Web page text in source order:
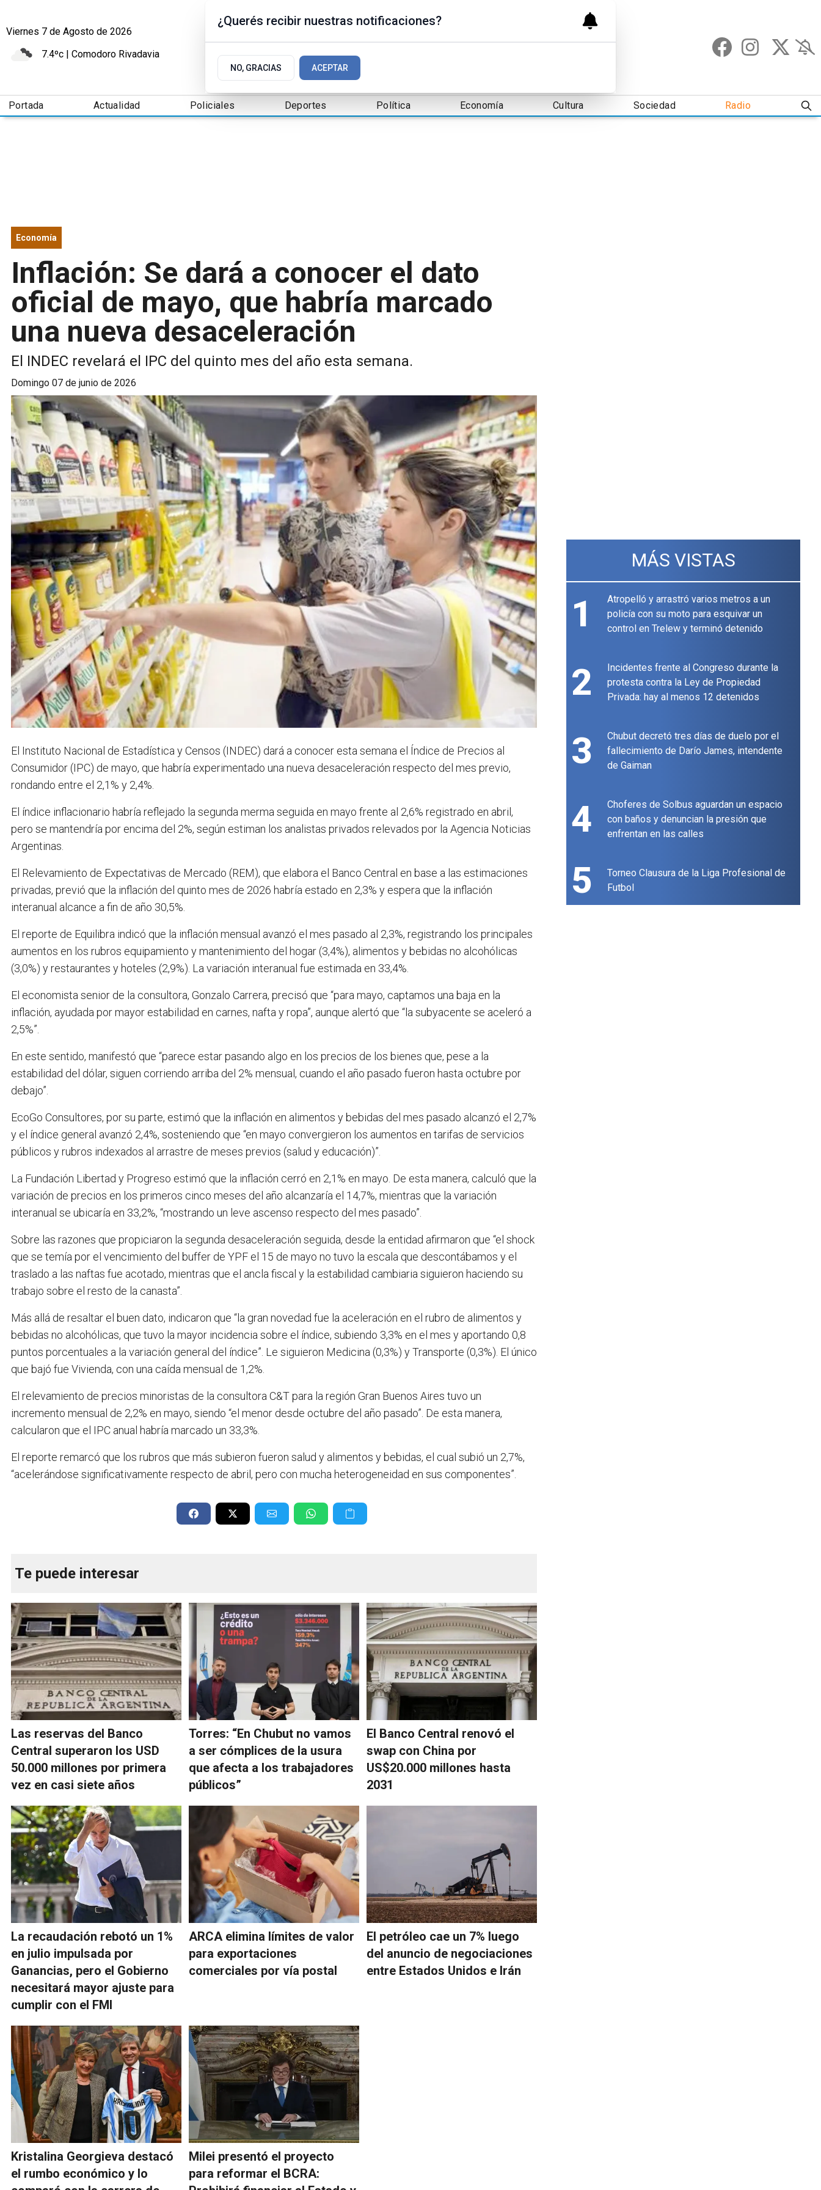
Viernes 7 de Agosto de 2026
7.4ºc | Comodoro Rivadavia
Portada Actualidad Policiales Deportes Política Economía Cultura Sociedad Radio
Economía
Inflación: Se dará a conocer el dato
oficial de mayo, que habría marcado
una nueva desaceleración
El INDEC revelará el IPC del quinto mes del año esta semana.
domingo 07 de junio de 2026
El Instituto Nacional de Estadística y Censos (INDEC) dará a conocer esta semana el Índice de Precios al
Consumidor (IPC) de mayo, que habría experimentado una nueva desaceleración respecto del mes previo,
rondando entre el 2,1% y 2,4%.
El índice inflacionario habría reflejado la segunda merma seguida en mayo frente al 2,6% registrado en abril,
pero se mantendría por encima del 2%, según estiman los analistas privados relevados por la Agencia Noticias
Argentinas.
El Relevamiento de Expectativas de Mercado (REM), que elabora el Banco Central en base a las estimaciones
privadas, previó que la inflación del quinto mes de 2026 habría estado en 2,3% y espera que la inflación
interanual alcance a fin de año 30,5%.
El reporte de Equilibra indicó que la inflación mensual avanzó el mes pasado al 2,3%, registrando los principales
aumentos en los rubros equipamiento y mantenimiento del hogar (3,4%), alimentos y bebidas no alcohólicas
(3,0%) y restaurantes y hoteles (2,9%). La variación interanual fue estimada en 33,4%.
El economista senior de la consultora, Gonzalo Carrera, precisó que “para mayo, captamos una baja en la
inflación, ayudada por mayor estabilidad en carnes, nafta y ropa”, aunque alertó que “la subyacente se aceleró a
2,5%”.
En este sentido, manifestó que “parece estar pasando algo en los precios de los bienes que, pese a la
estabilidad del dólar, siguen corriendo arriba del 2% mensual, cuando el año pasado fueron hasta octubre por
debajo”.
EcoGo Consultores, por su parte, estimó que la inflación en alimentos y bebidas del mes pasado alcanzó el 2,7%
y el índice general avanzó 2,4%, sosteniendo que “en mayo convergieron los aumentos en tarifas de servicios
públicos y rubros indexados al arrastre de meses previos (salud y educación)”.
La Fundación Libertad y Progreso estimó que la inflación cerró en 2,1% en mayo. De esta manera, calculó que la
variación de precios en los primeros cinco meses del año alcanzaría el 14,7%, mientras que la variación
interanual se ubicaría en 33,2%, “mostrando un leve ascenso respecto del mes pasado”.
Sobre las razones que propiciaron la segunda desaceleración seguida, desde la entidad afirmaron que “el shock
que se temía por el vencimiento del buffer de YPF el 15 de mayo no tuvo la escala que descontábamos y el
traslado a las naftas fue acotado, mientras que el ancla fiscal y la estabilidad cambiaria siguieron haciendo su
trabajo sobre el resto de la canasta”.
Más allá de resaltar el buen dato, indicaron que “la gran novedad fue la aceleración en el rubro de alimentos y
bebidas no alcohólicas, que tuvo la mayor incidencia sobre el índice, subiendo 3,3% en el mes y aportando 0,8
puntos porcentuales a la variación general del índice”. Le siguieron Medicina (0,3%) y Transporte (0,3%). El único
que bajó fue Vivienda, con una caída mensual de 1,2%.
El relevamiento de precios minoristas de la consultora C&T para la región Gran Buenos Aires tuvo un
incremento mensual de 2,2% en mayo, siendo “el menor desde octubre del año pasado”. De esta manera,
calcularon que el IPC anual habría marcado un 33,3%.
El reporte remarcó que los rubros que más subieron fueron salud y alimentos y bebidas, el cual subió un 2,7%,
“acelerándose significativamente respecto de abril, pero con mucha heterogeneidad en sus componentes”.
Te puede interesar
Las reservas del Banco
Central superaron los USD
50.000 millones por primera
vez en casi siete años
Torres: “En Chubut no vamos
a ser cómplices de la usura
que afecta a los trabajadores
públicos”
El Banco Central renovó el
swap con China por
US$20.000 millones hasta
2031
La recaudación rebotó un 1%
en julio impulsada por
Ganancias, pero el Gobierno
necesitará mayor ajuste para
cumplir con el FMI
ARCA elimina límites de valor
para exportaciones
comerciales por vía postal
El petróleo cae un 7% luego
del anuncio de negociaciones
entre Estados Unidos e Irán
Kristalina Georgieva destacó
el rumbo económico y lo
Milei presentó el proyecto
para reformar el BCRA:
MÁS VISTAS
1
Atropelló y arrastró varios metros a un
policía con su moto para esquivar un
control en Trelew y terminó detenido
2
Incidentes frente al Congreso durante la
protesta contra la Ley de Propiedad
Privada: hay al menos 12 detenidos
3
Chubut decretó tres días de duelo por el
fallecimiento de Darío James, intendente
de Gaiman
4
Choferes de Solbus aguardan un espacio
con baños y denuncian la presión que
enfrentan en las calles
5
Torneo Clausura de la Liga Profesional de
Futbol
¿Querés recibir nuestras notificaciones?
NO, GRACIAS ACEPTAR